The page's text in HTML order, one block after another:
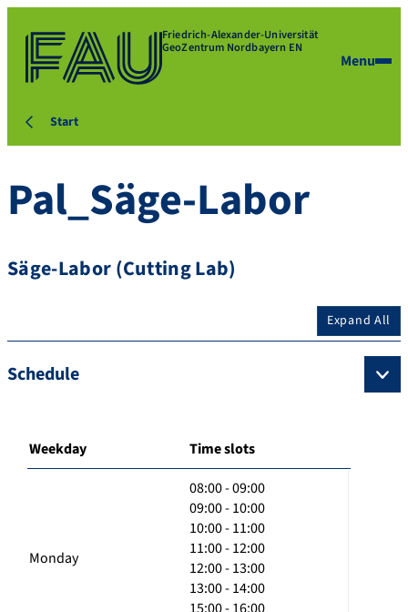
Friedrich-Alexander-Universität
GeoZentrum Nordbayern EN
Menu
Start
Pal_Säge-Labor
Säge-Labor (Cutting Lab)
Expand All
Schedule
Weekday Time slots
Monday
08:00 - 09:00
09:00 - 10:00
10:00 - 11:00
11:00 - 12:00
12:00 - 13:00
13:00 - 14:00